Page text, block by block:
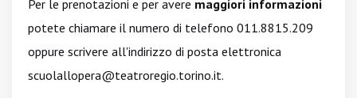
Per le prenotazioni e per avere maggiori informazioni
potete chiamare il numero di telefono 011.8815.209
oppure scrivere all'indirizzo di posta elettronica
scuolallopera@teatroregio.torino.it.